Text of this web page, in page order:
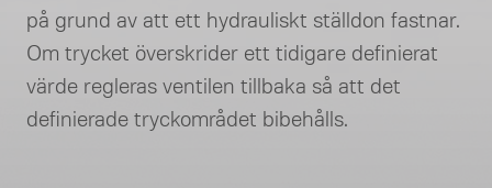
på grund av att ett hydrauliskt ställdon fastnar.
Om trycket överskrider ett tidigare definierat
värde regleras ventilen tillbaka så att det
definierade tryckområdet bibehålls.